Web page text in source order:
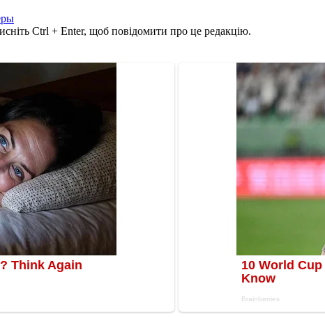
Ctrl + Enter, щоб повідомити про це редакцію.